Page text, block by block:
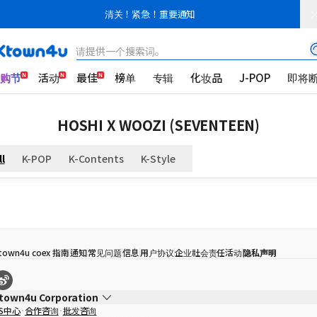
清关！紧急！重要通知
请提供一个搜索词。
节 活动 最佳 榜单 专辑 化妆品 J-POP 即将
HOSHI X WOOZI (SEVENTEEN)
K-POP K-Contents K-Style
coex 指南通知常见问题信息用户协议企业社会责任活动隐私声明
Corporation
中心 合作咨询 批发咨询